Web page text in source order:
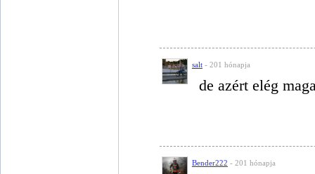
salt - 201 hónapja
de azért elég
Bender222 - 201 hónapja